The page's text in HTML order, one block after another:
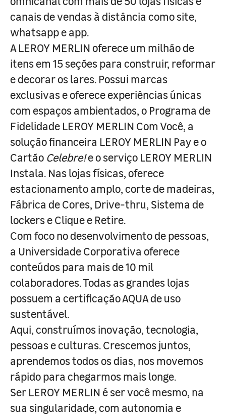
canais de vendas à distância como site,
whatsapp e app.
A LEROY MERLIN oferece um milhão de
itens em 15 seções para construir, reformar
e decorar os lares. Possui marcas
exclusivas e oferece experiências únicas
com espaços ambientados, o Programa de
Fidelidade LEROY MERLIN Com Você, a
solução financeira LEROY MERLIN Pay e o
Cartão Celebre!e o serviço LEROY MERLIN
Instala. Nas lojas físicas, oferece
estacionamento amplo, corte de madeiras,
Fábrica de Cores, Drive-thru, Sistema de
lockers e Clique e Retire.
Com foco no desenvolvimento de pessoas,
a Universidade Corporativa oferece
conteúdos para mais de 10 mil
colaboradores. Todas as grandes lojas
possuem a certificação AQUA de uso
sustentável.
Aqui, construímos inovação, tecnologia,
pessoas e culturas. Crescemos juntos,
aprendemos todos os dias, nos movemos
rápido para chegarmos mais longe.
Ser LEROY MERLIN é ser você mesmo, na
sua singularidade, com autonomia e